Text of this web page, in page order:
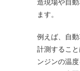
造現場や自
ます。
例えば、自
計測するこ
ンジンの温